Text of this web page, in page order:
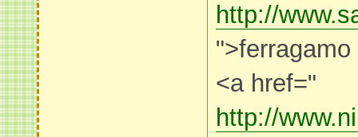
http://
<a href="
http://